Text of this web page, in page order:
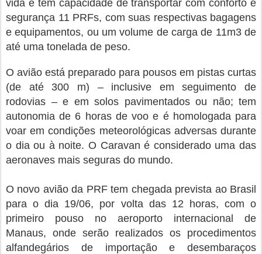
vida e tem capacidade de transportar com conforto e
segurança 11 PRFs, com suas respectivas bagagens
e equipamentos, ou um volume de carga de 11m3 de
até uma tonelada de peso.
O avião está preparado para pousos em pistas curtas
(de até 300 m) – inclusive em seguimento de
rodovias – e em solos pavimentados ou não; tem
autonomia de 6 horas de voo e é homologada para
voar em condições meteorológicas adversas durante
o dia ou à noite. O Caravan é considerado uma das
aeronaves mais seguras do mundo.
O novo avião da PRF tem chegada prevista ao Brasil
para o dia 19/06, por volta das 12 horas, com o
primeiro pouso no aeroporto internacional de
Manaus, onde serão realizados os procedimentos
alfandegários de importação e desembaraços